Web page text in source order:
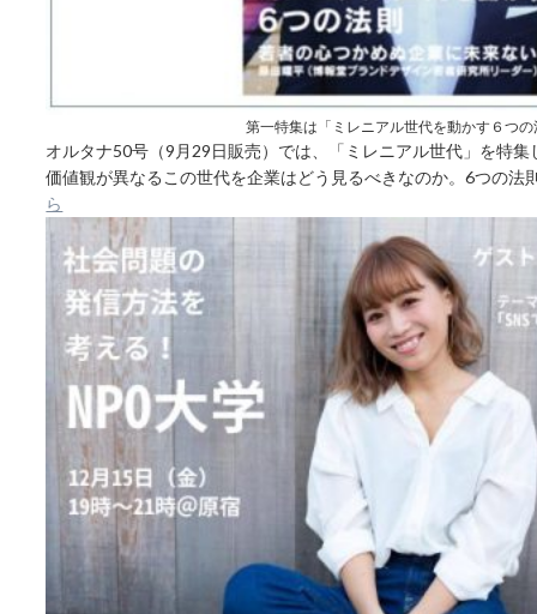
第一特集は「ミレニアル世代を動かす６つ
オルタナ50号（9月29日販売）では、「ミレニアル世代」を特
価値観が異なるこの世代を企業はどう見るべきなのか。6つの法
ら